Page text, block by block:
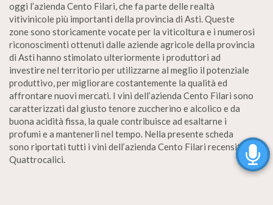
oggi l’azienda Cento Filari, che fa parte delle realtà
vitivinicole più importanti della provincia di Asti. Queste
zone sono storicamente vocate per la viticoltura e i numerosi
riconoscimenti ottenuti dalle aziende agricole della provincia
di Asti hanno stimolato ulteriormente i produttori ad
investire nel territorio per utilizzarne al meglio il potenziale
produttivo, per migliorare costantemente la qualità ed
affrontare nuovi mercati. I vini dell’azienda Cento Filari sono
caratterizzati dal giusto tenore zuccherino e alcolico e da
buona acidità fissa, la quale contribuisce ad esaltarne i
profumi e a mantenerli nel tempo. Nella presente scheda
sono riportati tutti i vini dell’azienda Cento Filari recensiti da
Quattrocalici.